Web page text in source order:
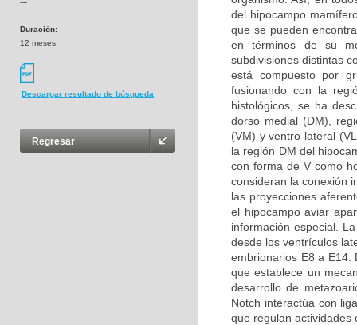
---
Duración:
12 meses
Descargar resultado de búsqueda
Regresar
del hipocampo
que se pueden
en términos de su
subdivisiones distintas
está compuesto por
fusionando con la
histológicos, se ha
dorso medial (DM),
(VM) y ventro lateral
la región DM del
con forma de V como
consideran la conexión
las proyecciones
el hipocampo aviar
información especial.
desde los ventrículos
embrionarios E8 a E14.
que establece un
desarrollo de
Notch interactúa con
que regulan actividades